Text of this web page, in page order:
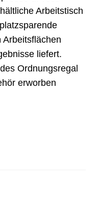
Arbeitstisch
Arbeitsflächen
liefert.
Ordnungsregal
erworben